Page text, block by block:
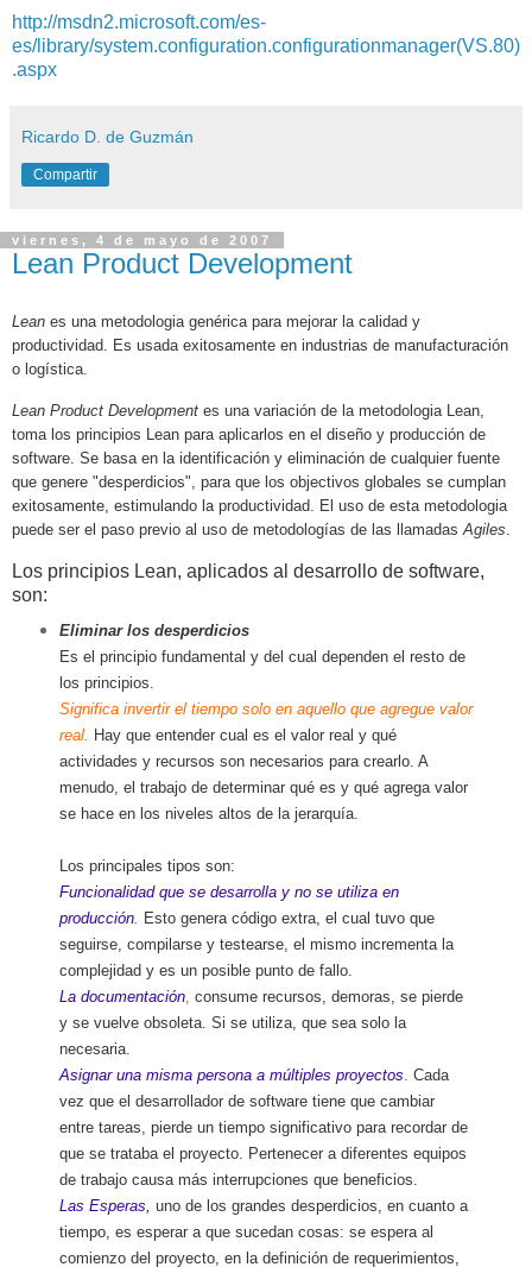
http://msdn2.microsoft.com/es-
es/library/system.configuration.configurationmanager(VS.80)
.aspx
Ricardo D. de Guzmán
Compartir
viernes, 4 de mayo de 2007
Lean Product Development
Lean es una metodologia genérica para mejorar la calidad y
productividad. Es usada exitosamente en industrias de manufacturación
o logística.
Lean Product Development es una variación de la metodologia Lean,
toma los principios Lean para aplicarlos en el diseño y producción de
software. Se basa en la identificación y eliminación de cualquier fuente
que genere "desperdicios", para que los objectivos globales se cumplan
exitosamente, estimulando la productividad. El uso de esta metodologia
puede ser el paso previo al uso de metodologías de las llamadasAgiles.
Los principios Lean, aplicados al desarrollo de software,
son:
Eliminar los desperdicios
Es el principio fundamental y del cual dependen el resto de
los principios.
Significa invertir el tiempo solo en aquello que agregue valor
real. Hay que entender cual es el valor real y qué
actividades y recursos son necesarios para crearlo. A
menudo, el trabajo de determinar qué es y qué agrega valor
se hace en los niveles altos de la jerarquía.
Los principales tipos son:
Funcionalidad que se desarrolla y no se utiliza en
producción. Esto genera código extra, el cual tuvo que
seguirse, compilarse y testearse, el mismo incrementa la
complejidad y es un posible punto de fallo.
La documentación, consume recursos, demoras, se pierde
y se vuelve obsoleta. Si se utiliza, que sea solo la
necesaria.
Asignar una misma persona a múltiples proyectos. Cada
vez que el desarrollador de software tiene que cambiar
entre tareas, pierde un tiempo significativo para recordar de
que se trataba el proyecto. Pertenecer a diferentes equipos
de trabajo causa más interrupciones que beneficios.
Las Esperas, uno de los grandes desperdicios, en cuanto a
tiempo, es esperar a que sucedan cosas: se espera al
comienzo del proyecto, en la definición de requerimientos,